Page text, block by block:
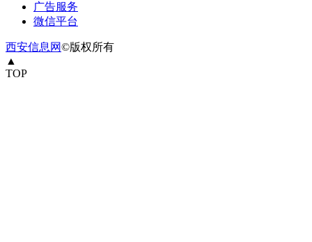
广告服务
微信平台
西安信息网©版权所有
▲
TOP